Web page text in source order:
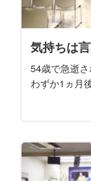
気持ちは
54歳で急逝
わずか1ヵ月
言葉にしな
持ちだった
そうです。
葬儀をお手
の度のご依